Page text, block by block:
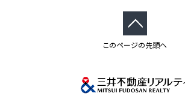
このページの先頭へ